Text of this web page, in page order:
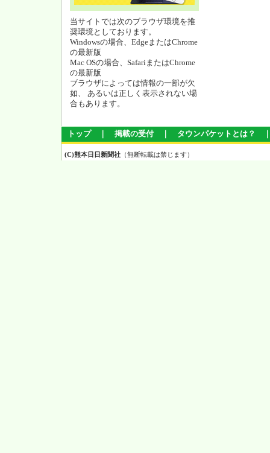
当サイトでは次のブラウザ環境を推
奨環境としております。
Windowsの場合、EdgeまたはChrome
の最新版
Mac OSの場合、SafariまたはChrome
の最新版
ブラウザによっては情報の一部が欠
如、 あるいは正しく表示されない場
合もあります。
トップ｜ 掲載の受付｜ タウンパケットとは？
(C)熊本日日新聞社（無断転載は禁じます）